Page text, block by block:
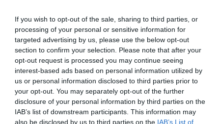
If you wish to opt-out of the sale, sharing to third parties, or
processing of your personal or sensitive information for
targeted advertising by us, please use the below opt-out
section to confirm your selection. Please note that after your
opt-out request is processed you may continue seeing
interest-based ads based on personal information utilized by
us or personal information disclosed to third parties prior to
your opt-out. You may separately opt-out of the further
disclosure of your personal information by third parties on the
IAB’s list of downstream participants. This information may
also be disclosed by us to third parties on the IAB’s List of
πρεμιέρες, δυνατότητα δωρεάν ακύρωσης εισιτηρίων,
ένα exclusive event, ένα ελαφρύ γεύμα στο εστιατόριο
DELTA, καθώς και δυνατότητα συμμετοχής σε μια
exclusive ταξιδιωτική εμπειρία, με αφορμή την
παρακολούθηση μιας παράστασης / εκδήλωσης.
Έναρξη λειτουργίας Opera Club: 29 Οκτωβρίου 2025
Πληροφορίες για τα προνόμια των συνδρομών:
operaclub.nationalopera.gr